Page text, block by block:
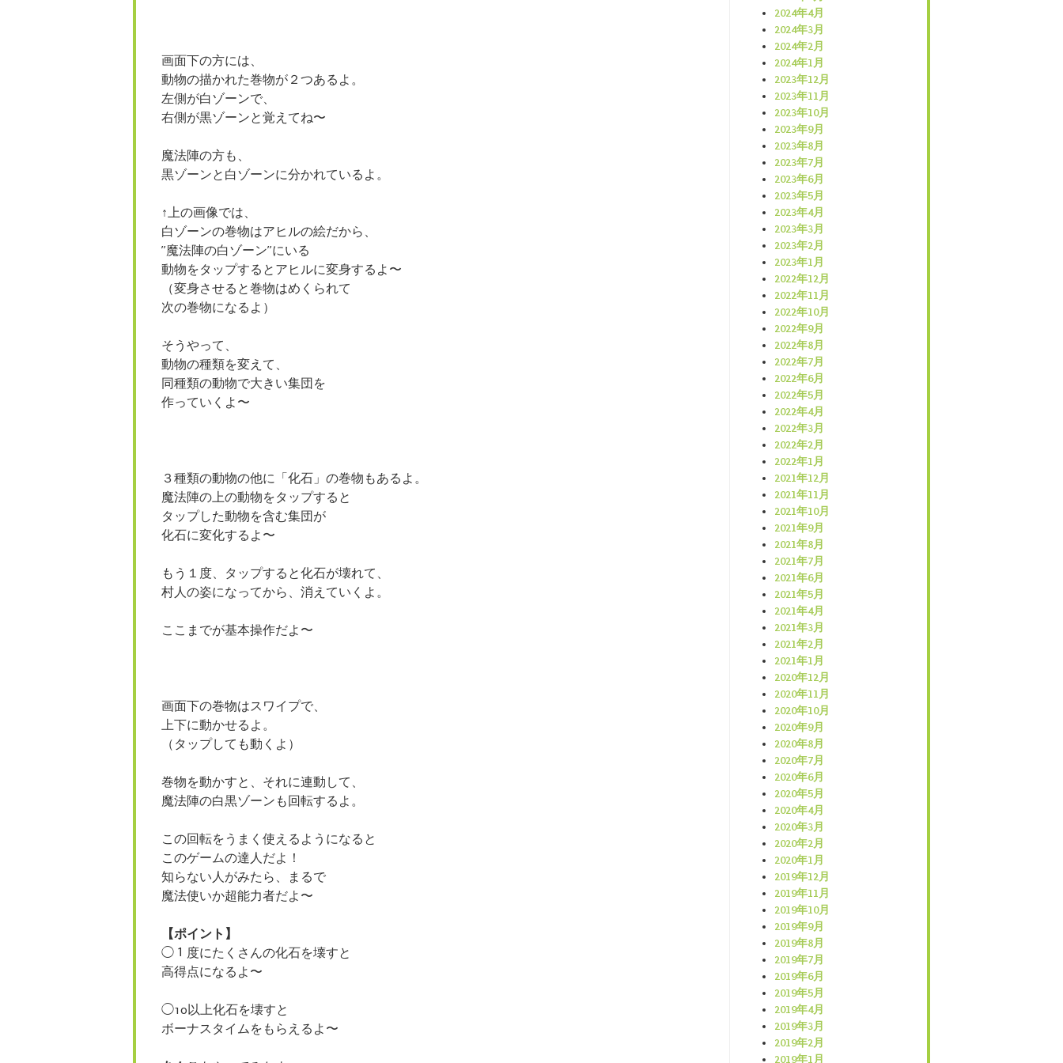
画面下の方には、
動物の描かれた巻物が２つあるよ。
左側が白ゾーンで、
右側が黒ゾーンと覚えてね〜
魔法陣の方も、
黒ゾーンと白ゾーンに分かれているよ。
↑上の画像では、
白ゾーンの巻物はアヒルの絵だから、
”魔法陣の白ゾーン”にいる
動物をタップするとアヒルに変身するよ〜
（変身させると巻物はめくられて
次の巻物になるよ）
そうやって、
動物の種類を変えて、
同種類の動物で大きい集団を
作っていくよ〜
３種類の動物の他に「化石」の巻物もあるよ。
魔法陣の上の動物をタップすると
タップした動物を含む集団が
化石に変化するよ〜
もう１度、タップすると化石が壊れて、
村人の姿になってから、消えていくよ。
ここまでが基本操作だよ〜
画面下の巻物はスワイプで、
上下に動かせるよ。
（タップしても動くよ）
巻物を動かすと、それに連動して、
魔法陣の白黒ゾーンも回転するよ。
この回転をうまく使えるようになると
このゲームの達人だよ！
知らない人がみたら、まるで
魔法使いか超能力者だよ〜
【ポイント】
◯１度にたくさんの化石を壊すと
高得点になるよ〜
◯10以上化石を壊すと
ボーナスタイムをもらえるよ〜
2024年4月
2024年3月
2024年2月
2024年1月
2023年12月
2023年11月
2023年10月
2023年9月
2023年8月
2023年7月
2023年6月
2023年5月
2023年4月
2023年3月
2023年2月
2023年1月
2022年12月
2022年11月
2022年10月
2022年9月
2022年8月
2022年7月
2022年6月
2022年5月
2022年4月
2022年3月
2022年2月
2022年1月
2021年12月
2021年11月
2021年10月
2021年9月
2021年8月
2021年7月
2021年6月
2021年5月
2021年4月
2021年3月
2021年2月
2021年1月
2020年12月
2020年11月
2020年10月
2020年9月
2020年8月
2020年7月
2020年6月
2020年5月
2020年4月
2020年3月
2020年2月
2020年1月
2019年12月
2019年11月
2019年10月
2019年9月
2019年8月
2019年7月
2019年6月
2019年5月
2019年4月
2019年3月
2019年2月
2019年1月